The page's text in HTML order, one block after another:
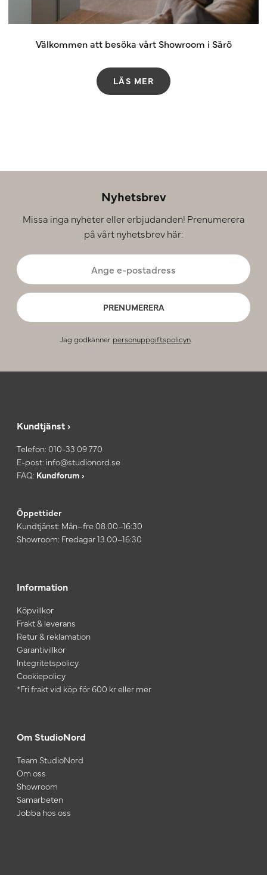
Välkommen att besöka vårt Showroom i Särö
LÄS MER
Nyhetsbrev
Missa inga nyheter eller erbjudanden! Prenumerera
på vårt nyhetsbrev här:
PRENUMERERA
Jag godkänner personuppgiftspolicyn.
Kundtjänst ›
Telefon: 010-33 09 770
E-post: info@studionord.se
FAQ: Kundforum ›
Öppettider
Kundtjänst: Mån–fre 08.00–16:30
Showroom: Fredagar 13.00–16:30
Information
Köpvillkor
Frakt & leverans
Retur & reklamation
Garantivillkor
Integritetspolicy
Cookiepolicy
*Fri frakt vid köp för 600 kr eller mer
Om StudioNord
Team StudioNord
Om oss
Showroom
Samarbeten
Jobba hos oss